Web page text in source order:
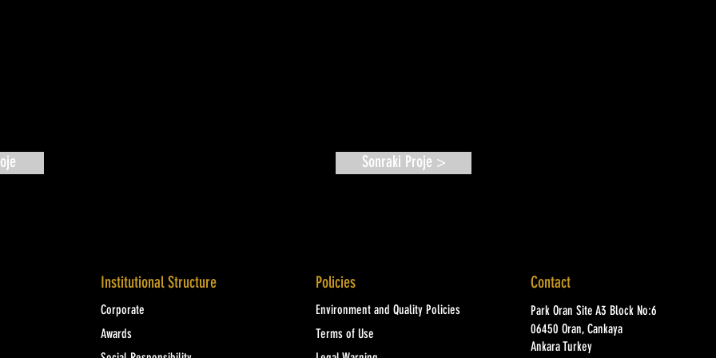
Sonraki Proje >
Institutional Structure
Corporate
Awards
Policies
Environment and Quality Policies
Terms of Use
Contact
Park Oran Site A3 Block No:6
06450 Oran, Cankaya
Ankara Turkey